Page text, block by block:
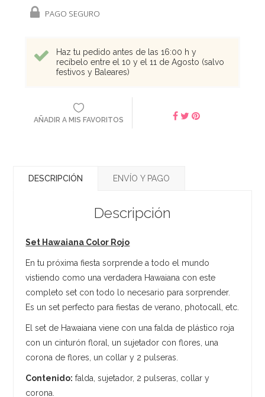
PAGO SEGURO
Haz tu pedido antes de las 16:00 h y
recíbelo entre el 10 y el 11 de Agosto (salvo
festivos y Baleares)
AÑADIR A MIS FAVORITOS
DESCRIPCIÓN ENVÍO Y PAGO
Descripción
Set Hawaiana Color Rojo
En tu próxima fiesta sorprende a todo el mundo
vistiendo como una verdadera Hawaiana con este
completo set con todo lo necesario para sorprender.
Es un set perfecto para fiestas de verano, photocall, etc.
El set de Hawaiana viene con una falda de plástico roja
con un cinturón floral, un sujetador con flores, una
corona de flores, un collar y 2 pulseras.
Contenido: falda, sujetador, 2 pulseras, collar y
corona.